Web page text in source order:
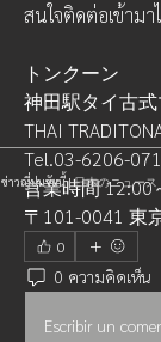
สนใจติดต่อเข้ามา
トンクーン
神田駅タイ古
THAI
Tel.03-6206-
営業時間 12:00
〒101-0041 東
0
0 ความคิดเห็น
Escribir un
ข่าวญี่ปุ่นวันนี้ | 日本のニュース